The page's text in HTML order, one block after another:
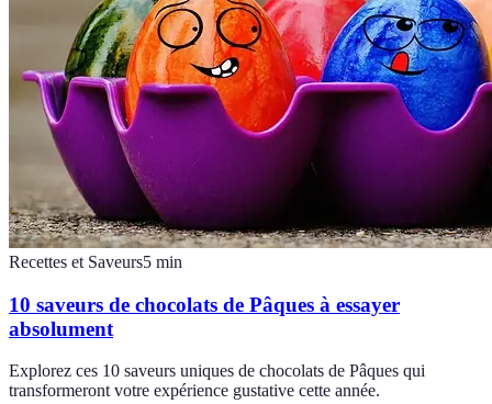
Recettes et Saveurs5 min
10 saveurs de chocolats de Pâques à essayer
absolument
Explorez ces 10 saveurs uniques de chocolats de Pâques qui
transformeront votre expérience gustative cette année.